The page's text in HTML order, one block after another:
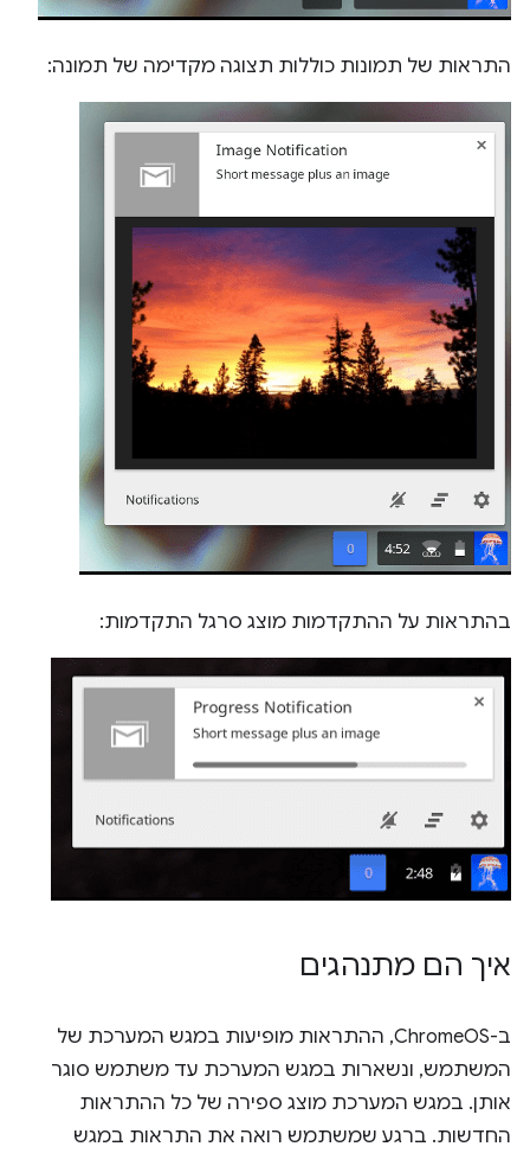
התראות של תמונות כוללות תצוגה מקדימה של תמונה:
בהתראות על ההתקדמות מוצג סרגל התקדמות:
איך הם מתנהגים
ב-ChromeOS, ההתראות מופיעות במגש המערכת של
המשתמש, ונשארות במגש המערכת עד משתמש סוגר
אותן. במגש המערכת מוצג ספירה של כל ההתראות
החדשות. ברגע שמשתמש רואה את התראות במגש